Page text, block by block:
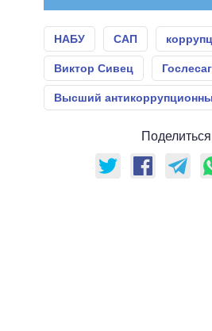
НАБУ САП
Виктор Сивец
Высший